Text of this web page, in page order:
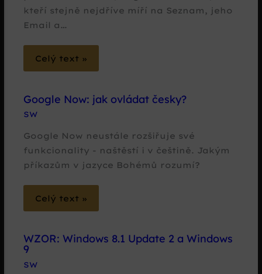
kteří stejně nejdříve míří na Seznam, jeho
Email a…
Celý text »
Google Now: jak ovládat česky?
SW
Google Now neustále rozšiřuje své
funkcionality - naštěstí i v češtině. Jakým
příkazům v jazyce Bohémů rozumí?
Celý text »
WZOR: Windows 8.1 Update 2 a Windows
9
SW